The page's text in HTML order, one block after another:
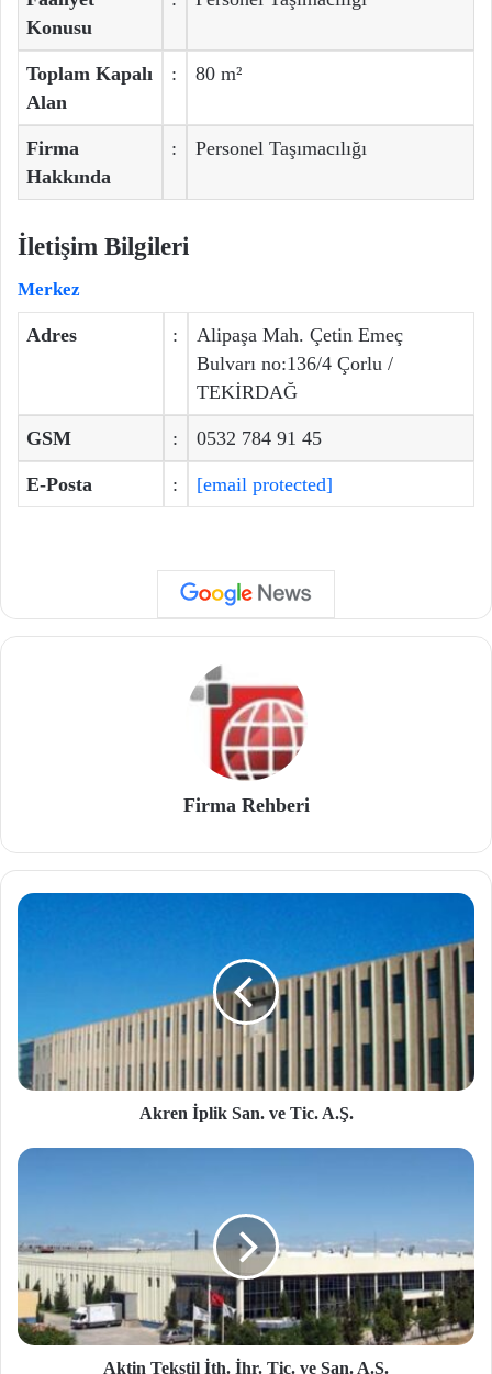
Konusu
Toplam Kapalı
Alan
: 80 m²
Firma
Hakkında
: Personel Taşımacılığı
İletişim Bilgileri
Merkez
Adres :
Alipaşa Mah. Çetin Emeç
Bulvarı no:136/4 Çorlu /
TEKİRDAĞ
GSM : 0532 784 91 45
E-Posta : [email protected]
Firma Rehberi
Akren İplik San. ve Tic. A.Ş.
Aktin Tekstil İth. İhr. Tic. ve San. A.Ş.